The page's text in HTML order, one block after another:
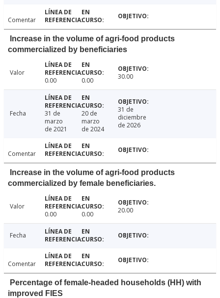
Comentar
Increase in the volume of agri-food products
commercialized by beneficiaries
Valor
0.00
0.00 30.00
Fecha
31 de
marzo
de 2021
20 de
marzo
de 2024
31 de
diciembre
de 2026
Comentar
Increase in the volume of agri-food products
commercialized by female beneficiaries.
Valor
0.00
0.00 20.00
Fecha
Comentar
Percentage of female-headed households (HH) with
improved FIES